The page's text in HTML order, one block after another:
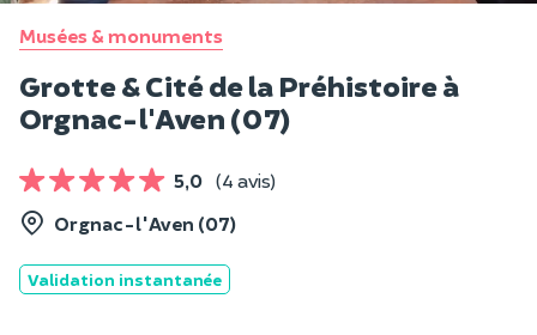
Musées & monuments
Grotte & Cité de la Préhistoire à
Orgnac-l'Aven (07)
5,0 (4 avis)
Orgnac-l'Aven (07)
Validation instantanée